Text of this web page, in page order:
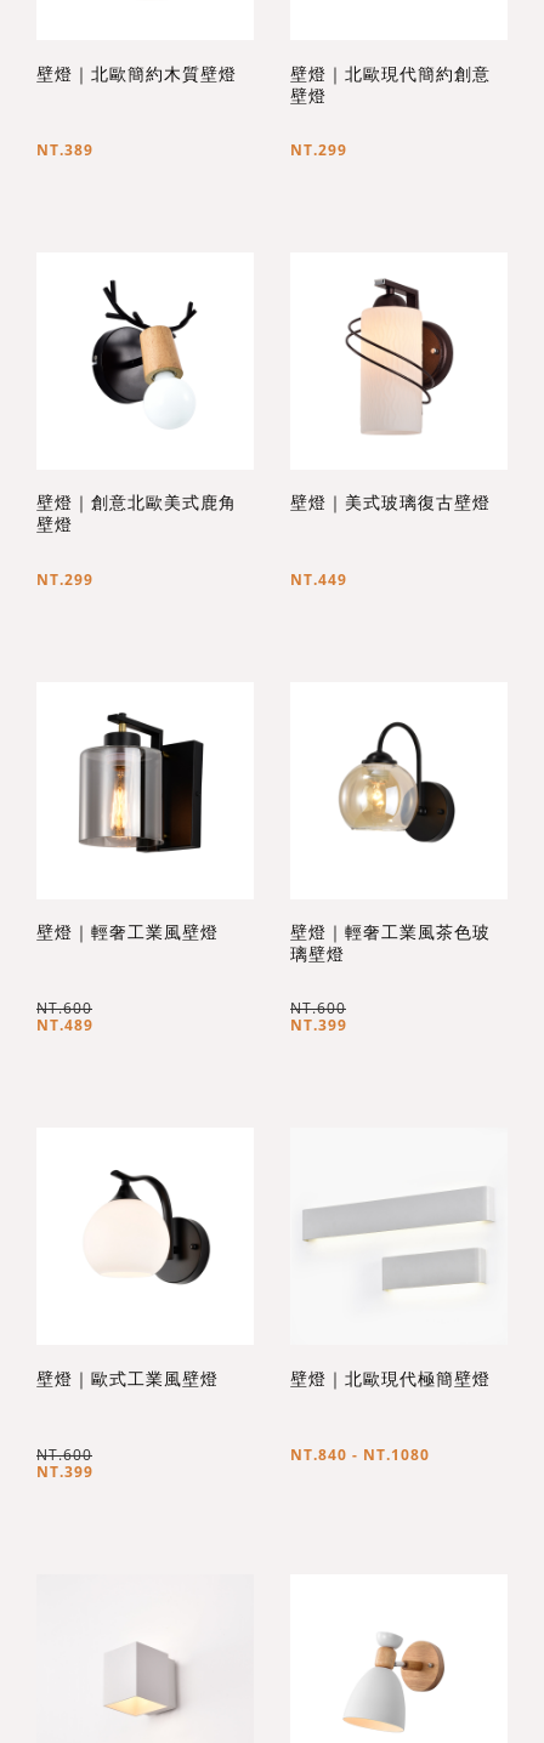
壁燈｜北歐簡約木質壁燈
NT.389
壁燈｜北歐現代簡約創意
壁燈
NT.299
壁燈｜創意北歐美式鹿角
壁燈
NT.299
壁燈｜美式玻璃復古壁燈
NT.449
壁燈｜輕奢工業風壁燈
NT.600
NT.489
壁燈｜輕奢工業風茶色玻
璃壁燈
NT.600
NT.399
壁燈｜歐式工業風壁燈
NT.600
NT.399
壁燈｜北歐現代極簡壁燈
NT.840 - NT.1080